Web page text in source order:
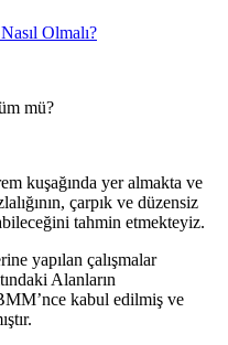
Olmalı?
mü?
kuşağında yer almakta ve
çarpık ve düzensiz
tahmin etmekteyiz.
yapılan çalışmalar
Alanların
kabul edilmiş ve